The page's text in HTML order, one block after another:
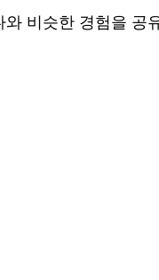
비슷한 경험을 공